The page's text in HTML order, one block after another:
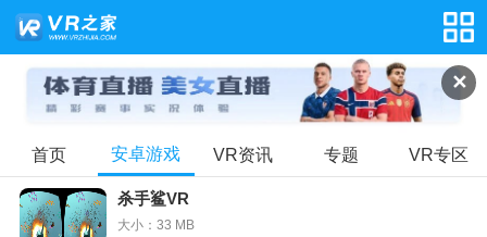
✕
首页 安卓游戏 VR资讯 专题 VR专区
杀手鲨VR
大小：33 MB